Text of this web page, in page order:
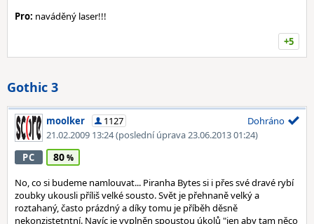
Pro: naváděný laser!!!
+5
Gothic 3
moolker
1127
21.02.2009 13:24(poslední úprava 23.06.2013 01:24)
Dohráno
PC 80
No, co si budeme namlouvat... Piranha Bytes si i přes své dravé rybí
zoubky ukousli příliš velké sousto. Svět je přehnaně velký a
roztahaný, často prázdný a díky tomu je příběh děsně
nekonzistetntní. Navíc je vyplněn spoustou úkolů "jen aby tam něco